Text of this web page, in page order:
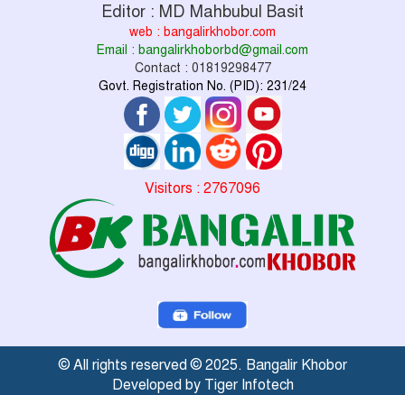
Editor : MD Mahbubul Basit
web : bangalirkhobor.com
Email : bangalirkhoborbd@gmail.com
Contact : 01819298477
Govt. Registration No. (PID): 231/24
Visitors : 2767096
© All rights reserved © 2025. Bangalir Khobor
Developed by Tiger Infotech